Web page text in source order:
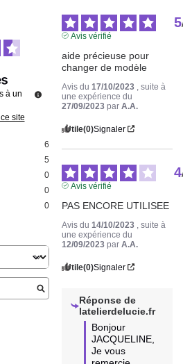
à un
site
6
5
0
0
0
5
Avis vérifié
aide précieuse pour
changer de modèle
Avis du 17/10/2023
, suite à
une expérience du
27/09/2023 parA.A.
Utile(0)Signaler
4
Avis vérifié
PAS ENCORE UTILISEE
Avis du 14/10/2023
, suite à
une expérience du
12/09/2023 parA.A.
Utile(0)Signaler
Réponse de
latelierdelucie.fr
Bonjour
JACQUELINE,
Je vous